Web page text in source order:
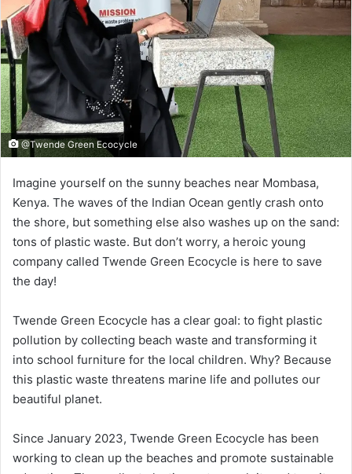
@Twende Green Ecocycle
Imagine yourself on the sunny beaches near Mombasa,
Kenya. The waves of the Indian Ocean gently crash onto
the shore, but something else also washes up on the sand:
tons of plastic waste. But don’t worry, a heroic young
company called Twende Green Ecocycle is here to save
the day!
Twende Green Ecocycle has a clear goal: to fight plastic
pollution by collecting beach waste and transforming it
into school furniture for the local children. Why? Because
this plastic waste threatens marine life and pollutes our
beautiful planet.
Since January 2023, Twende Green Ecocycle has been
working to clean up the beaches and promote sustainable